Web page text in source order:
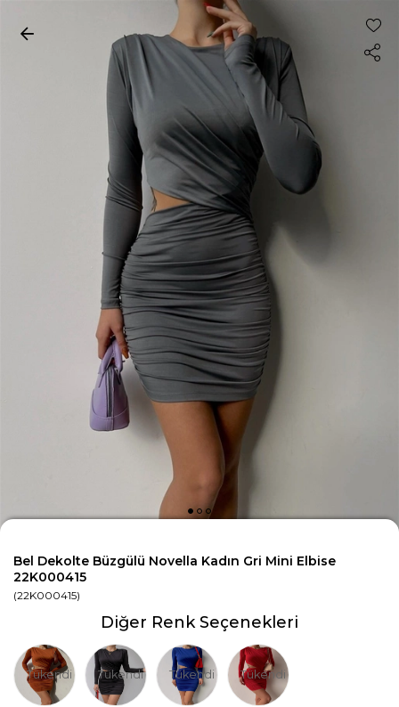
Bel Dekolte Büzgülü Novella Kadın Gri Mini Elbise
22K000415
(22K000415)
Diğer Renk Seçenekleri
Tükendi Tükendi Tükendi Tükendi